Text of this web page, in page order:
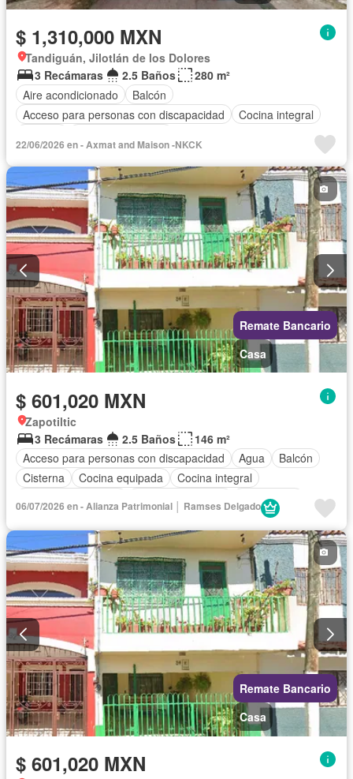
$ 1,310,000 MXN
Tandiguán, Jilotlán de los Dolores
3 Recámaras
2.5 Baños
280 m²
Aire acondicionado
Balcón
Acceso para personas con discapacidad
Cocina integral
22/06/2026 en - Axmat and Maison -NKCK
Remate Bancario
Casa
$ 601,020 MXN
Zapotiltic
3 Recámaras
2.5 Baños
146 m²
Acceso para personas con discapacidad
Agua
Balcón
Cisterna
Cocina equipada
Cocina integral
Cuarto de servicio
Electricidad
Recámara con closet
Televisión por cable
Vista panorámica
Wifi
Sin amueblar
06/07/2026 en - Alianza Patrimonial │ Ramses Delgado
Remate Bancario
Casa
$ 601,020 MXN